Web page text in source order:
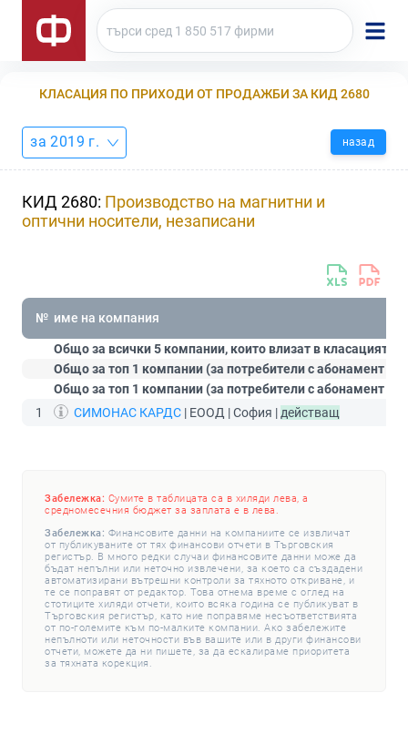
КЛАСАЦИЯ ПО ПРИХОДИ ОТ ПРОДАЖБИ ЗА КИД 2680
за 2019 г. назад
КИД 2680: Производство на магнитни и
оптични носители, незаписани
№ име на компания
Общо за всички 5 компании, които влизат в класацията:
Общо за топ 1 компании (за потребители с абонамент
Общо за топ 1 компании (за потребители с абонамент
1
СИМОНАС КАРДС | ЕООД | София | действащ
Забележка: Сумите в таблицата са в хиляди лева, а
средномесечния бюджет за заплата е в лева.
Забележка: Финансовите данни на компаниите се извличат
от публикуваните от тях финансови отчети в Търговския
регистър. В много редки случаи финансовите данни може да
бъдат непълни или неточно извлечени, за което са създадени
автоматизирани вътрешни контроли за тяхното откриване, и
те се поправят от редактор. Това отнема време с оглед на
стотиците хиляди отчети, които всяка година се публикуват в
Търговския регистър, като ние поправяме несъответствията
от по-големите към по-малките компании. Ако забележите
непълноти или неточности във вашите или в други финансови
отчети, можете да ни пишете, за да ескалираме приоритета
за тяхната корекция.